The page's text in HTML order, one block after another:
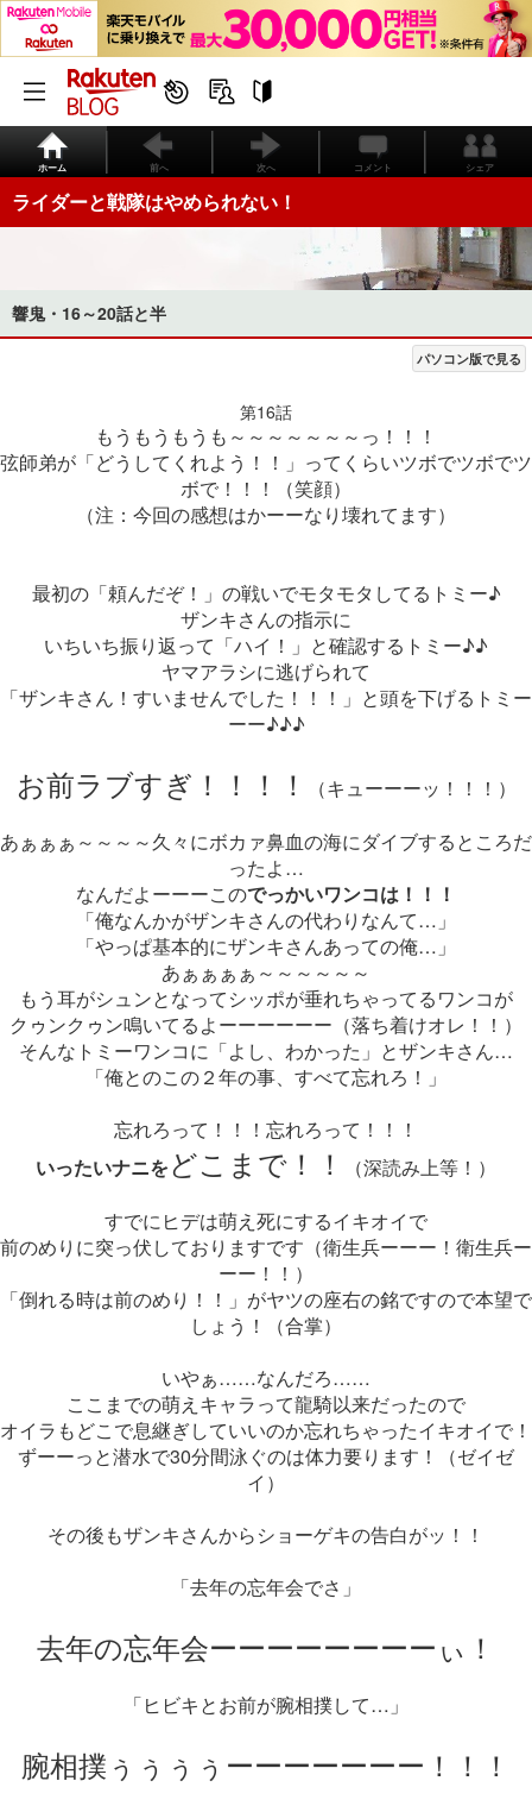
ホーム 前へ 次へ コメント シェア
ライダーと戦隊はやめられない！
響鬼・16～20話と半
パソコン版で見る
第16話
もうもうもうも～～～～～～～っ！！！
弦師弟が「どうしてくれよう！！」ってくらいツボでツボでツ
ボで！！！（笑顔）
（注：今回の感想はかーーなり壊れてます）
最初の「頼んだぞ！」の戦いでモタモタしてるトミー♪
ザンキさんの指示に
いちいち振り返って「ハイ！」と確認するトミー♪♪
ヤマアラシに逃げられて
「ザンキさん！すいませんでした！！！」と頭を下げるトミー
ーー♪♪♪
お前ラブすぎ！！！！
（キューーーッ！！！）
あぁぁぁ～～～～久々にボカァ鼻血の海にダイブするところだ
ったよ…
なんだよーーーこのでっかいワンコは！！！
「俺なんかがザンキさんの代わりなんて…」
「やっぱ基本的にザンキさんあっての俺…」
あぁぁぁぁ～～～～～～
もう耳がシュンとなってシッポが垂れちゃってるワンコが
クゥンクゥン鳴いてるよーーーーーー（落ち着けオレ！！）
そんなトミーワンコに「よし、わかった」とザンキさん…
「俺とのこの２年の事、すべて忘れろ！」
忘れろって！！！忘れろって！！！
いったいナニをどこまで！！
（深読み上等！）
すでにヒデは萌え死にするイキオイで
前のめりに突っ伏しておりますです（衛生兵ーーー！衛生兵ー
ーー！！）
「倒れる時は前のめり！！」がヤツの座右の銘ですので本望で
しょう！（合掌）
いやぁ……なんだろ……
ここまでの萌えキャラって龍騎以来だったので
オイラもどこで息継ぎしていいのか忘れちゃったイキオイで！
ずーーっと潜水で30分間泳ぐのは体力要ります！（ゼイゼ
イ）
その後もザンキさんからショーゲキの告白がッ！！
「去年の忘年会でさ」
去年の忘年会ーーーーーーーーぃ！
「ヒビキとお前が腕相撲して…」
腕相撲ぅぅぅぅーーーーーーー！！！